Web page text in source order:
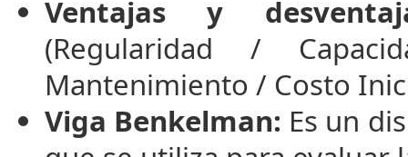
Ventajas y
(Regularidad /
Mantenimiento / Costo
Viga Benkelman: Es un